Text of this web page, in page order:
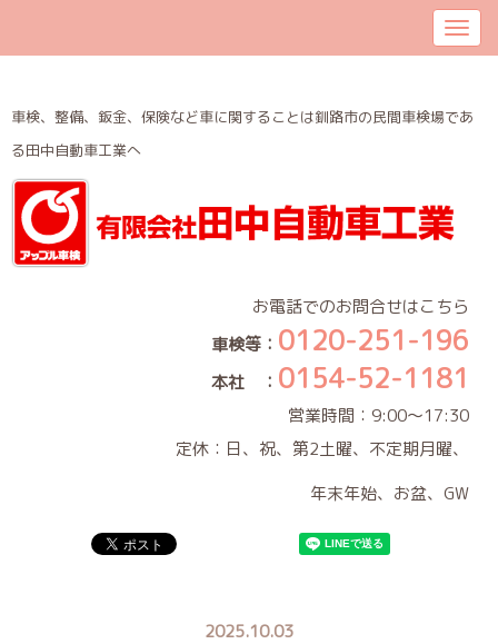
車検、整備、鈑金、保険など車に関することは釧路市の民間車検場であ
る田中自動車工業へ
お電話でのお問合せはこちら
車検等： 0120-251-196
本社 ： 0154-52-1181
営業時間：9:00～17:30
定休：日、祝、第2土曜、不定期月曜、
年末年始、お盆、GW
2025.10.03